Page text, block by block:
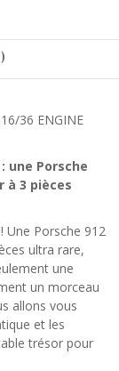
36 ENGINE
une Porsche
à 3 pièces
Une Porsche 912
ultra rare,
une
un morceau
allons vous
et les
trésor pour